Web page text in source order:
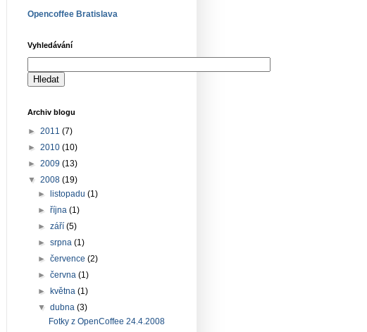
Opencoffee Bratislava
Vyhledávání
Archiv blogu
► 2011 (7)
► 2010 (10)
► 2009 (13)
▼ 2008 (19)
►
listopadu(1)
►října(1)
►září(5)
►srpna(1)
►července(2)
►června(1)
►
května(1)
▼dubna(3)
Fotky z OpenCoffee 24.4.2008